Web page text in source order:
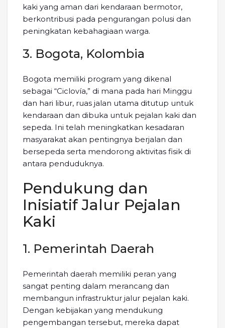
kaki yang aman dari kendaraan bermotor,
berkontribusi pada pengurangan polusi dan
peningkatan kebahagiaan warga.
3. Bogota, Kolombia
Bogota memiliki program yang dikenal
sebagai “Ciclovía,” di mana pada hari Minggu
dan hari libur, ruas jalan utama ditutup untuk
kendaraan dan dibuka untuk pejalan kaki dan
sepeda. Ini telah meningkatkan kesadaran
masyarakat akan pentingnya berjalan dan
bersepeda serta mendorong aktivitas fisik di
antara penduduknya.
Pendukung dan
Inisiatif Jalur Pejalan
Kaki
1. Pemerintah Daerah
Pemerintah daerah memiliki peran yang
sangat penting dalam merancang dan
membangun infrastruktur jalur pejalan kaki.
Dengan kebijakan yang mendukung
pengembangan tersebut, mereka dapat